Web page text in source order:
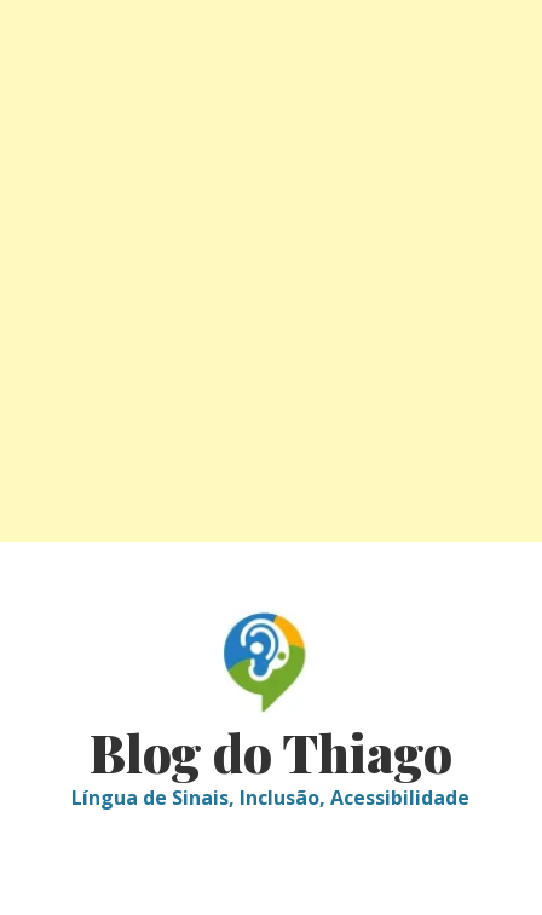
Blog do Thiago
Língua de Sinais, Inclusão, Acessibilidade